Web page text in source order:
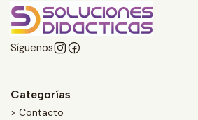
Síguenos
Categorías
> Contacto